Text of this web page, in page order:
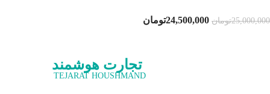
25,000,000تومان 24,500,000تومان
تجارت هوشمند
TEJARAT HOUSHMAND